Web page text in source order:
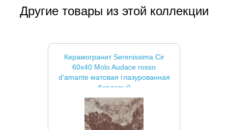
Другие товары из этой коллекции
Керамогранит Serenissima Cir
60x40 Molo Audace rosso
d'amante матовая глазурованная
бордовый